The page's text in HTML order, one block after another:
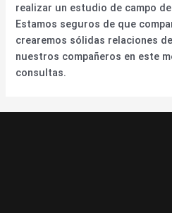
realizar un estudio de campo
Estamos seguros de que
crearemos sólidas relaciones
nuestros compañeros en este
consultas.